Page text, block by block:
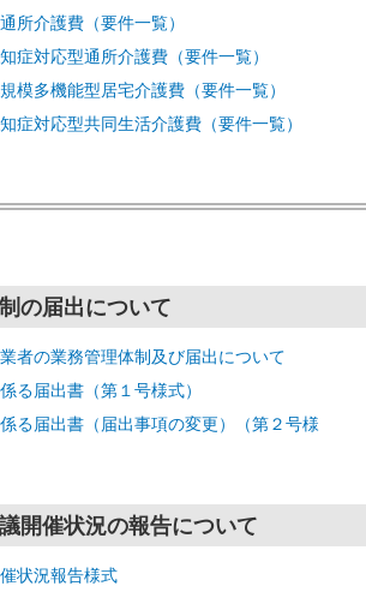
所介護費（要件一覧）
症対応型通所介護費（要件一覧）
模多機能型居宅介護費（要件一覧）
症対応型共同生活介護費（要件一覧）
の届出について
者の業務管理体制及び届出について
る届出書（第１号様式）
る届出書（届出事項の変更）（第２号様
開催状況の報告について
状況報告様式